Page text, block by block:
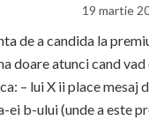
19 martie
de a candida la
doare atunci cand
– lui X ii place
ei b-ului (unde a este